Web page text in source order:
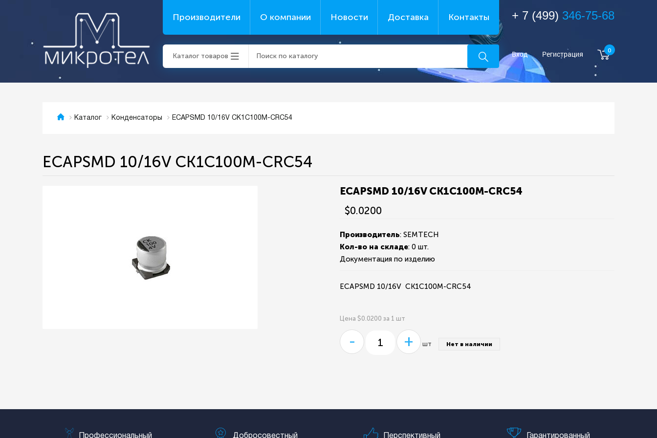
Производители О компании Новости Доставка Контакты
Каталог товаров
+ 7 (499) 346-75-68
Вход Регистрация 0
Каталог Конденсаторы ECAPSMD 10/16V CK1C100M-CRC54
ECAPSMD 10/16V CK1C100M-CRC54
ECAPSMD 10/16V CK1C100M-CRC54
$0.0200
Производитель: SEMTECH
Кол-во на складе:0 шт.
Документация по изделию
ECAPSMD 10/16V CK1C100M-CRC54
Цена $0.0200 за 1 шт
- + шт Нет в наличии
Профессиональный Добросовестный Перспективный Гарантированный